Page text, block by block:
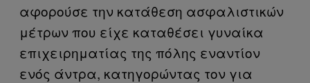
αφορούσε την κατάθεση ασφαλιστικών
μέτρων που είχε καταθέσει γυναίκα
επιχειρηματίας της πόλης εναντίον
ενός άντρα, κατηγορώντας τον για